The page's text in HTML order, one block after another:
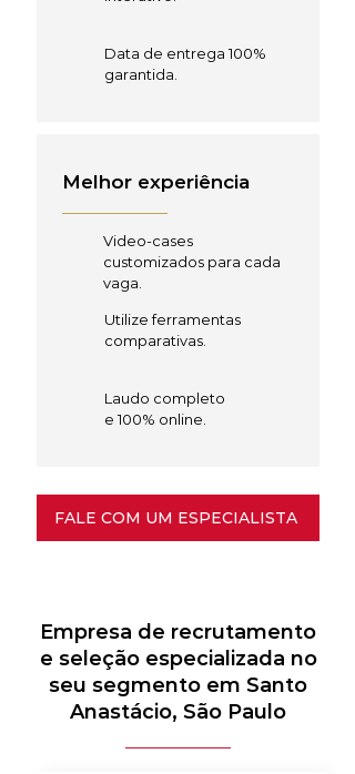
Data de entrega 100%
garantida.
Melhor experiência
Video-cases
customizados para cada
vaga.
Utilize ferramentas
comparativas.
Laudo completo
e 100% online.
FALE COM UM ESPECIALISTA
Empresa de recrutamento
e seleção especializada no
seu segmento em Santo
Anastácio, São Paulo